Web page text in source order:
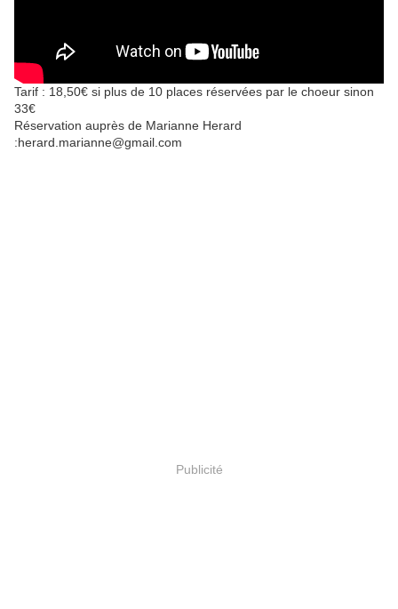
Tarif : 18,50€ si plus de 10 places réservées par le choeur sinon
33€
Réservation auprès de Marianne Herard
:herard.marianne@gmail.com
Publicité